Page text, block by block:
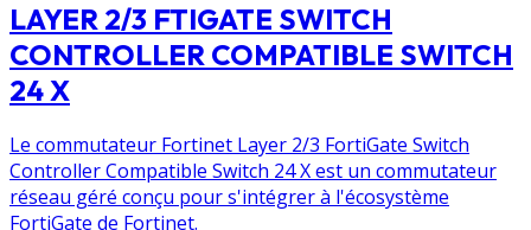
LAYER 2/3 FTIGATE SWITCH
CONTROLLER COMPATIBLE SWITCH
24 X
Le commutateur Fortinet Layer 2/3 FortiGate Switch
Controller Compatible Switch 24 X est un commutateur
réseau géré conçu pour s'intégrer à l'écosystème
FortiGate de Fortinet.